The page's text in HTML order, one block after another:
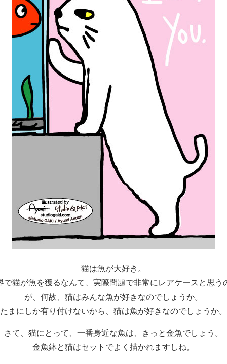
猫は魚が大好き。
で猫が魚を獲るなんて、実際問題で非常にレアケースと思う
が、何故、猫はみんな魚が好きなのでしょうか。
たまにしか有り付けないから、猫は魚が好きなのでしょうか。
さて、猫にとって、一番身近な魚は、きっと金魚でしょう。
金魚鉢と猫はセットでよく描かれますしね。